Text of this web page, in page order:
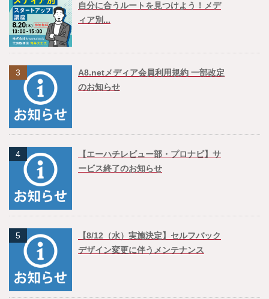
自分に合うルートを見つけよう！メデ
ィア別...
3
A8.netメディア会員利用規約 一部改定
のお知らせ
4
【エーハチレビュー部・プロナビ】サ
ービス終了のお知らせ
5
【8/12（水）実施決定】セルフバック
デザイン変更に伴うメンテナンス